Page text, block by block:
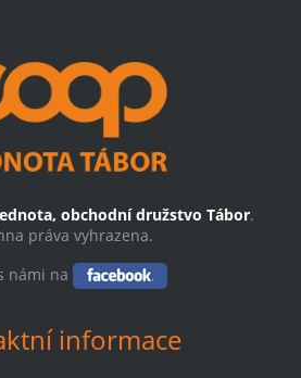
obchodní družstvo Tábor.
práva vyhrazena.
námi na
informace